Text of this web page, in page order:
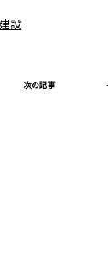
設
次の記事